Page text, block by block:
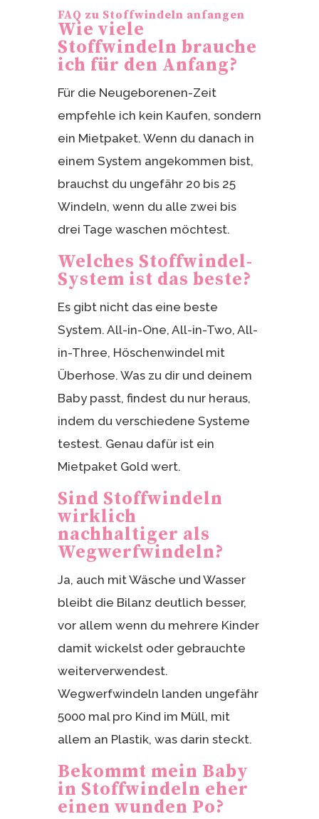
FAQ zu Stoffwindeln anfangen
Wie viele
Stoffwindeln brauche
ich für den Anfang?
Für die Neugeborenen-Zeit
empfehle ich kein Kaufen, sondern
ein Mietpaket. Wenn du danach in
einem System angekommen bist,
brauchst du ungefähr 20 bis 25
Windeln, wenn du alle zwei bis
drei Tage waschen möchtest.
Welches Stoffwindel-
System ist das beste?
Es gibt nicht das eine beste
System. All-in-One, All-in-Two, All-
in-Three, Höschenwindel mit
Überhose. Was zu dir und deinem
Baby passt, findest du nur heraus,
indem du verschiedene Systeme
testest. Genau dafür ist ein
Mietpaket Gold wert.
Sind Stoffwindeln
wirklich
nachhaltiger als
Wegwerfwindeln?
Ja, auch mit Wäsche und Wasser
bleibt die Bilanz deutlich besser,
vor allem wenn du mehrere Kinder
damit wickelst oder gebrauchte
weiterverwendest.
Wegwerfwindeln landen ungefähr
5000 mal pro Kind im Müll, mit
allem an Plastik, was darin steckt.
Bekommt mein Baby
in Stoffwindeln eher
einen wunden Po?